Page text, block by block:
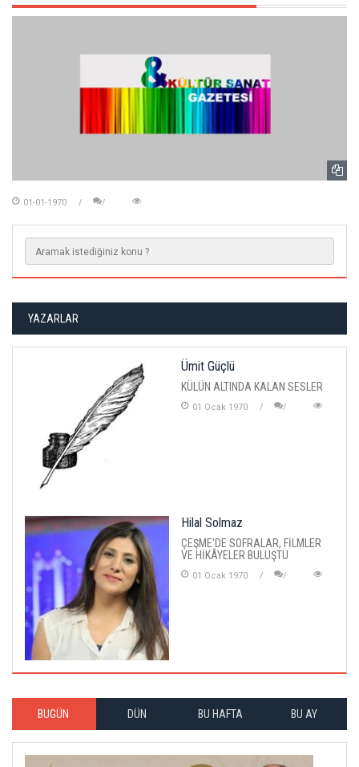
01-01-1970
YAZARLAR
Ümit Güçlü
KÜLÜN ALTINDA KALAN SESLER
01 Ocak 1970
Hilal Solmaz
ÇEŞME'DE SOFRALAR, FİLMLER
VE HİKÂYELER BULUŞTU
01 Ocak 1970
BUGÜN DÜN BU HAFTA BU AY